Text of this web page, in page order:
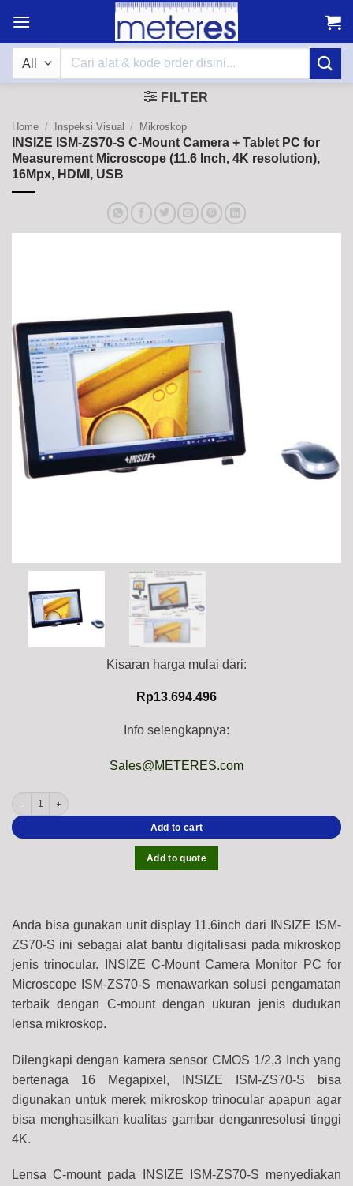
content
Search
FILTER
Home / Inspeksi Visual / Mikroskop
INSIZE ISM-ZS70-S C-Mount Camera + Tablet PC for
Measurement Microscope (11.6 Inch, 4K resolution),
16Mpx, HDMI, USB
Kisaran harga mulai dari:
Rp13.694.496
Info selengkapnya:
Sales@METERES.com
INSIZE ISM-ZS70-S C-Mount Camera + Tablet PC for Measurement Microscope
Add to cart
Add to quote
Anda bisa gunakan unit display 11.6inch dari INSIZE ISM-
ZS70-S ini sebagai alat bantu digitalisasi pada mikroskop
jenis trinocular. INSIZE C-Mount Camera Monitor PC for
Microscope ISM-ZS70-S menawarkan solusi pengamatan
terbaik dengan C-mount dengan ukuran jenis dudukan
lensa mikroskop.
Dilengkapi dengan kamera sensor CMOS 1/2,3 Inch yang
bertenaga 16 Megapixel, INSIZE ISM-ZS70-S bisa
digunakan untuk merek mikroskop trinocular apapun agar
bisa menghasilkan kualitas gambar denganresolusi tinggi
4K.
Lensa C-mount pada INSIZE ISM-ZS70-S menyediakan